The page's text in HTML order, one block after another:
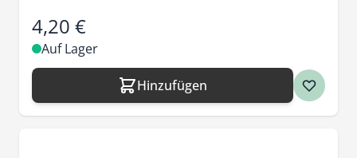
4,20 €
Auf Lager
Hinzufügen